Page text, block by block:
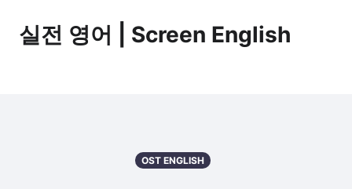
실전 영어 | Screen English
OST ENGLISH